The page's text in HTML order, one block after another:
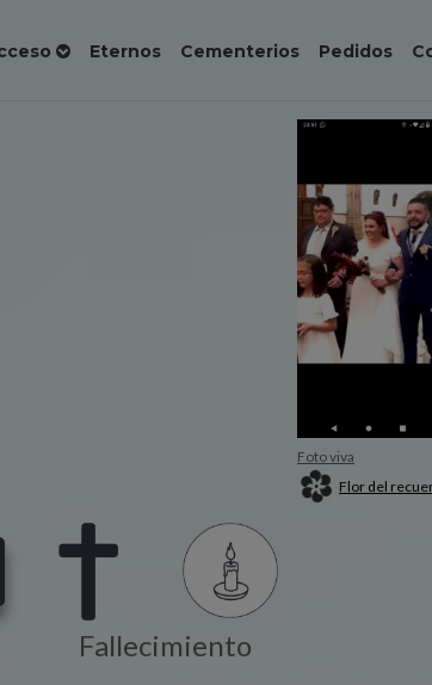
Eternos Cementerios Pedidos
Foto viva
Flor del
Fallecimiento